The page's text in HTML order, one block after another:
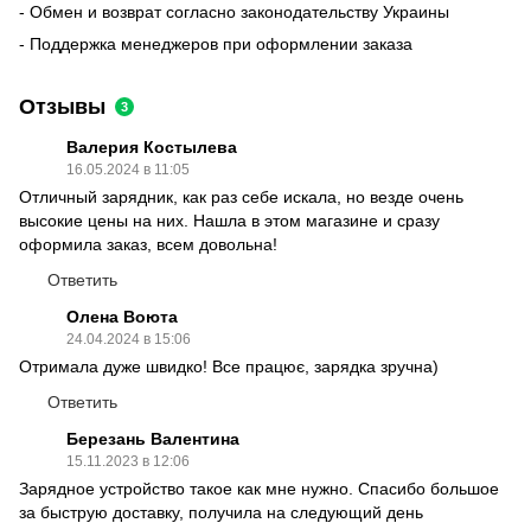
- Обмен и возврат согласно законодательству Украины
- Поддержка менеджеров при оформлении заказа
Отзывы 3
Валерия Костылева
16.05.2024 в 11:05
Отличный зарядник, как раз себе искала, но везде очень
высокие цены на них. Нашла в этом магазине и сразу
оформила заказ, всем довольна!
Ответить
Олена Воюта
24.04.2024 в 15:06
Отримала дуже швидко! Все працює, зарядка зручна)
Ответить
Березань Валентина
15.11.2023 в 12:06
Зарядное устройство такое как мне нужно. Спасибо большое
за быструю доставку, получила на следующий день